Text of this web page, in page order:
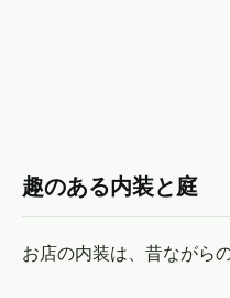
趣のある内装と庭
お店の内装は、昔ながら